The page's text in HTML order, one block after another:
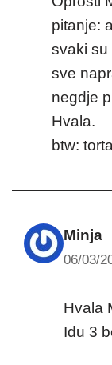
pitanje:
svaki su
sve
negdje
Hvala.
btw:
Minja
06/03/
Hvala
Idu 3